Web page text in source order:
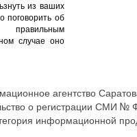
из ваших
поговорить об
случае оно
агентство
о регистрации СМИ №
информационной